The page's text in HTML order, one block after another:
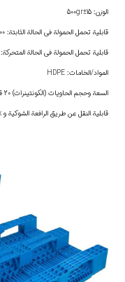
الوزن: 15±500gr
قابلية تحمل الحمولة في الحالة الثابتة: 3000 kg
قابلية تحمل الحمولة في الحالة المتحركة: 1500 kg
المواد/الخامات: HDPE
السعة وحجم الحاويات (الكونتينرات) 20 قدم : 570 pcs
قابلية النقل عن طريق الرافعة الشوكية و Pallet jack جك باليت (بليت جك/جاك البليت.